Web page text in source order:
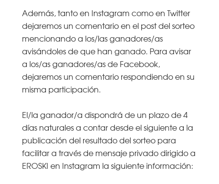
Además, tanto en Instagram como en Twitter
dejaremos un comentario en el post del sorteo
mencionando a los/las ganadores/as
avisándoles de que han ganado. Para avisar
a los/as ganadores/as de Facebook,
dejaremos un comentario respondiendo en su
misma participación.
El/la ganador/a dispondrá de un plazo de 4
días naturales a contar desde el siguiente a la
publicación del resultado del sorteo para
facilitar a través de mensaje privado dirigido a
EROSKI en Instagram la siguiente información: